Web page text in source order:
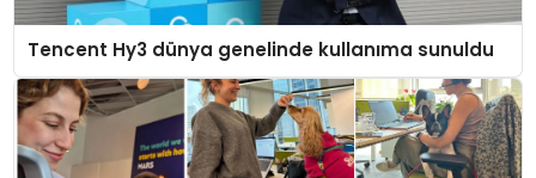
Tencent Hy3 dünya genelinde kullanıma sunuldu